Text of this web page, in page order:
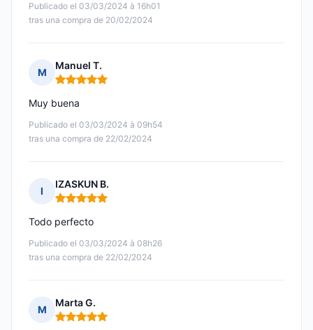
Publicado el 03/03/2024 à 16h01
tras una compra de 20/02/2024
M
Manuel T.
Nota: 5 de 5
Publicado el 03/03/2024 à 09h54
tras una compra de 22/02/2024
Muy buena
I
IZASKUN B.
Nota: 5 de 5
Publicado el 03/03/2024 à 08h26
tras una compra de 22/02/2024
Todo perfecto
M
Marta G.
Nota: 5 de 5